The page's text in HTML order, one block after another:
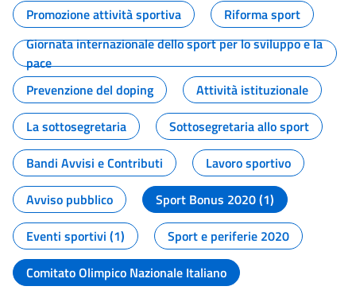
Promozione attività sportiva
Riforma sport
Giornata internazionale dello sport per lo sviluppo e la
pace
Prevenzione del doping
Attività istituzionale
La sottosegretaria
Sottosegretaria allo sport
Bandi Avvisi e Contributi
Lavoro sportivo
Avviso pubblico
Sport Bonus 2020 (1)
Eventi sportivi (1)
Sport e periferie 2020
Comitato Olimpico Nazionale Italiano